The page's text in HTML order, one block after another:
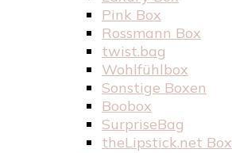
Pink Box
Rossmann Box
twist.bag
Wohlfühlbox
Sonstige Boxen
Boobox
SurpriseBag
theLipstick.net Box